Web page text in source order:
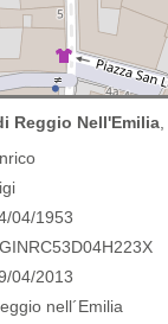
Reggio Nell'Emilia
04/1953
04/2013
nell´Emilia